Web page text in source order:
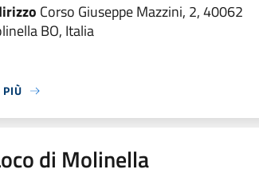
Corso Giuseppe Mazzini, 2, 40062
BO, Italia
PIÙ
di Molinella